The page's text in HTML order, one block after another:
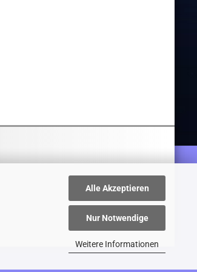
Alle Akzeptieren
Nur Notwendige
Weitere Informationen